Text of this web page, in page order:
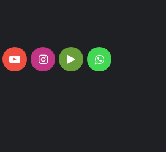
YouTubeInstagram
GoogleWhatsApp